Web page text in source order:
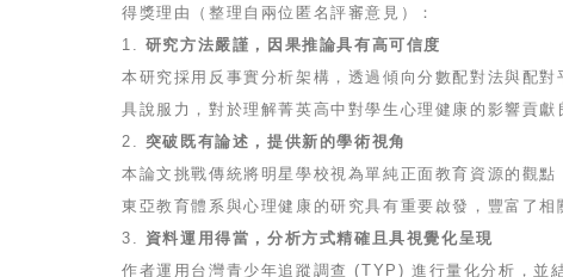
得獎理由（整理自兩位匿名評審意見）：
1. 研究方法嚴謹，因果推論具有高可信度
本研究採用反事實分析架構，透過傾向分數配對法與配
具說服力，對於理解菁英高中對學生心理健康的影響貢獻
2. 突破既有論述，提供新的學術視角
本論文挑戰傳統將明星學校視為單純正面教育資源的觀
東亞教育體系與心理健康的研究具有重要啟發，豐富了相
3. 資料運用得當，分析方式精確且具視覺化呈現
作者運用台灣青少年追蹤調查 (TYP) 進行量化分析，並